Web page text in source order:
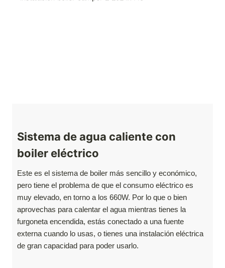
Sistema de agua caliente con
boiler eléctrico
Este es el sistema de boiler más sencillo y económico,
pero tiene el problema de que el consumo eléctrico es
muy elevado, en torno a los 660W. Por lo que o bien
aprovechas para calentar el agua mientras tienes la
furgoneta encendida, estás conectado a una fuente
externa cuando lo usas, o tienes una instalación eléctrica
de gran capacidad para poder usarlo.